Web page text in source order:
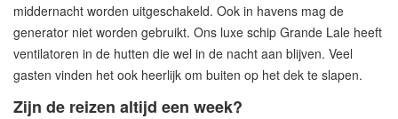
middernacht worden uitgeschakeld. Ook in havens mag de
generator niet worden gebruikt. Ons luxe schip Grande Lale heeft
ventilatoren in de hutten die wel in de nacht aan blijven. Veel
gasten vinden het ook heerlijk om buiten op het dek te slapen.
Zijn de reizen altijd een week?